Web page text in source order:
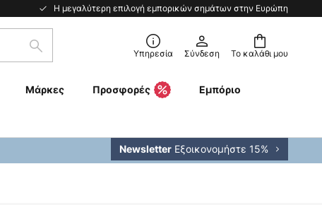
Η μεγαλύτερη επιλογή εμπορικών σημάτων στην Ευρώπη
Το καλάθι μου
Αναζήτηση Υπηρεσία Σύνδεση
Μάρκες Προσφορές Εμπόριο
Newsletter Εξοικονομήστε 15%